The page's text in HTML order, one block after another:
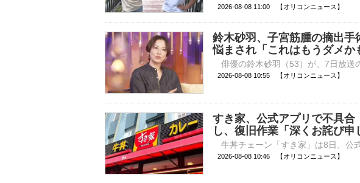
2026-08-08 11:00 【オリコンニュース】
鈴木砂羽、子宮筋腫の摘出
悩まされ「これはもうダメか
2026-08-08 10:55 【オリコンニュース】
すき家、公式アプリで不具
し、復旧作業「深くお詫び申
2026-08-08 10:46 【オリコンニュース】